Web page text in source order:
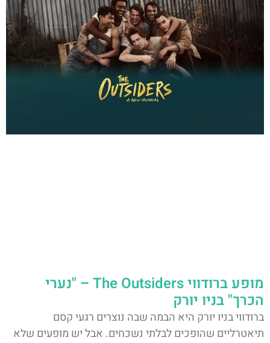
מופע ברודווי The Outsiders – "נערי
הכרך" בניו יורק
ברודווי בניו יורק היא הבמה שבה נוצרים רגעי קסם
תיאטרליים שהופכים לבלתי נשכחים. אבל יש מופעים שלא